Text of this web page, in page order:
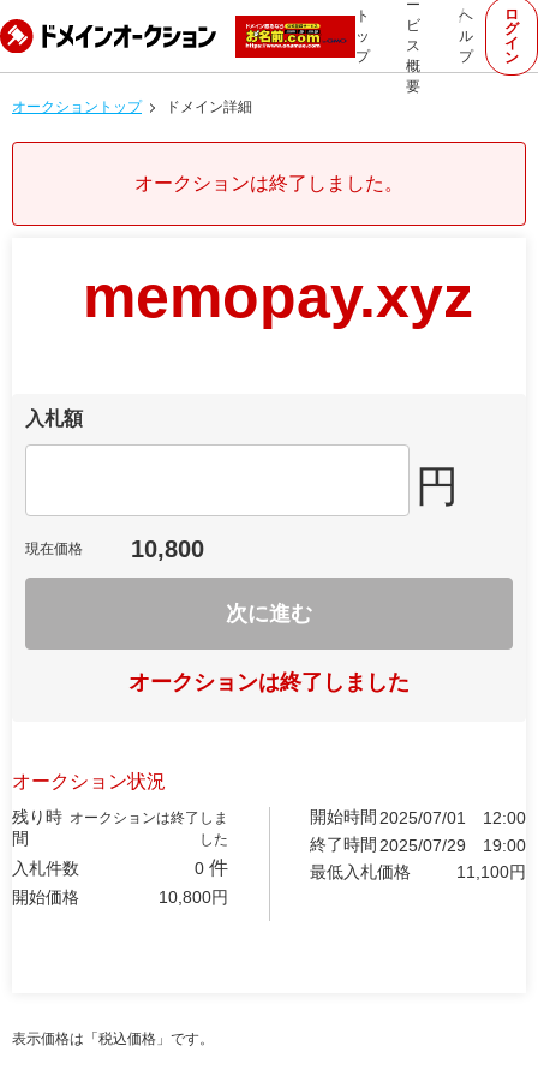
ト
ッ
プ
ー
ビ
ス
概
要
ヘ
ル
プ
ロ
グ
イ
ン
オークショントップ ドメイン詳細
オークションは終了しました。
memopay.xyz
入札額
円
現在価格 10,800
次に進む
オークションは終了しました
オークション状況
残り時
間
オークションは終了しま
した
入札件数 0 件
開始価格 10,800円
開始時間 2025/07/01
12:00
終了時間 2025/07/29
19:00
最低入札価格
11,100円
表示価格は「税込価格」です。